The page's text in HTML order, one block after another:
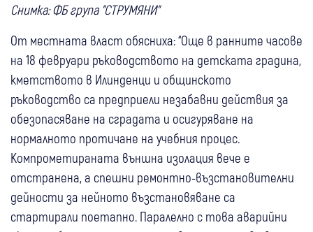
Снимка: ФБ група "СТРУМЯНИ"
От местната власт обясниха: “Още в ранните часове
на 18 февруари ръководството на детската градина,
кметството в Илинденци и общинското
ръководство са предприели незабавни действия за
обезопасяване на сградата и осигуряване на
нормалното протичане на учебния процес.
Компрометираната външна изолация вече е
отстранена, а спешни ремонтно-възстановителни
дейности за нейното възстановяване са
стартирали поетапно. Паралелно с това аварийни